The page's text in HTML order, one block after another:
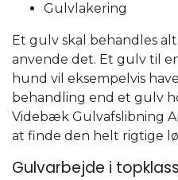
Gulvlakering
Et gulv skal behandles
anvende det. Et gulv til
hund vil eksempelvis
behandling end et gulv
Videbæk Gulvafslibning
at finde den helt rigtige
Gulvarbejde i